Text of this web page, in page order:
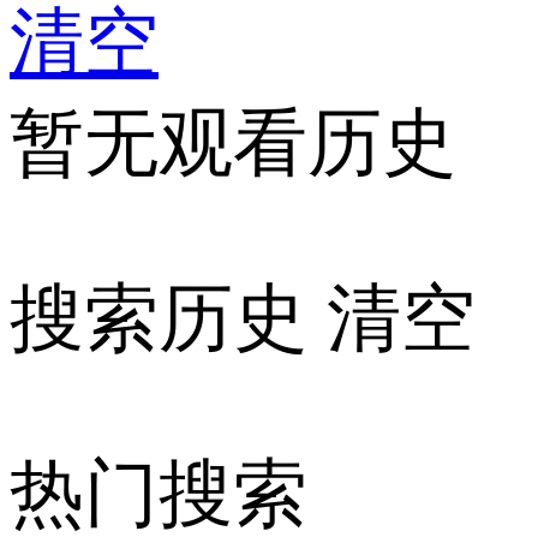
清空
暂无观看历史
搜索历史 清空
热门搜索